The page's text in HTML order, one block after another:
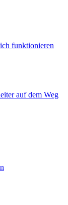
funktionieren
auf dem Weg